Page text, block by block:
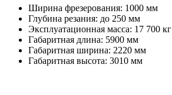
Ширина фрезерования: 1000 мм
Глубина резания: до 250 мм
Эксплуатационная масса: 17 700 кг
Габаритная длина: 5900 мм
Габаритная ширина: 2220 мм
Габаритная высота: 3010 мм